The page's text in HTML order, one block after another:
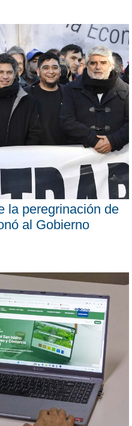
la peregrinación de
al Gobierno